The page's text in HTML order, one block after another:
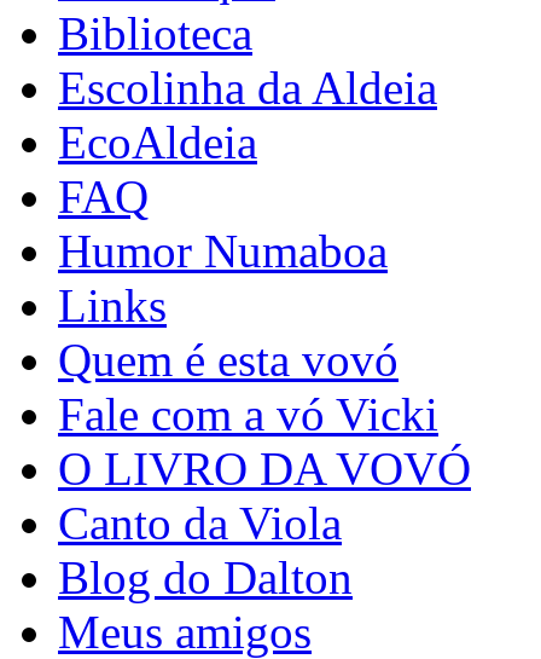
Biblioteca
Escolinha da Aldeia
EcoAldeia
FAQ
Humor Numaboa
Links
Quem é esta vovó
Fale com a vó Vicki
O LIVRO DA VOVÓ
Canto da Viola
Blog do Dalton
Meus amigos